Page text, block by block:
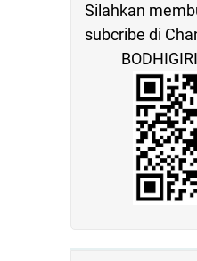
Silahkan
subcribe di